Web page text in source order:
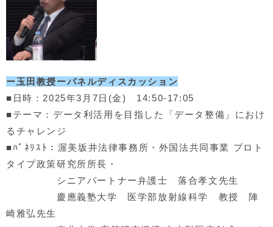
ー玉田教授ーパネルディスカッション
■日時：2025年3月7日(金) 14:50-17:05
■テーマ：データ利活用を目指した「データ整備」におけ
るチャレンジ
■ﾊﾟﾈﾘｽﾄ：渥美坂井法律事務所・外国法共同事業 プロト
タイプ政策研究所所長・
シニアパートナー弁護士 落合孝文先生
慶應義塾大学 医学部放射線科学 教授 陣
崎雅弘先生